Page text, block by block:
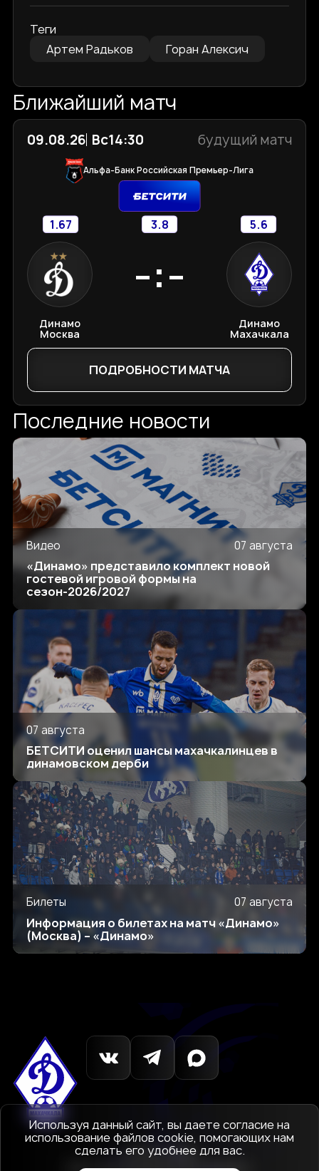
Теги
Артем Радьков
Горан Алексич
Ближайший матч
09.08.26 Вс14:30 будущий матч
Альфа-Банк Российская Премьер-Лига
1.67 3.8 5.6
Динамо
Москва
-:-
Динамо
Махачкала
ПОДРОБНОСТИ МАТЧА
Последние новости
Видео 07 августа
«Динамо» представило комплект новой
гостевой игровой формы на
сезон-2026/2027
07 августа
БЕТСИТИ оценил шансы махачкалинцев в
динамовском дерби
Билеты 07 августа
Информация о билетах на матч «Динамо»
(Москва) – «Динамо»
© 1927-2026
Используя данный сайт, вы даете согласие на
использование файлов cookie, помогающих нам
сделать его удобнее для вас.